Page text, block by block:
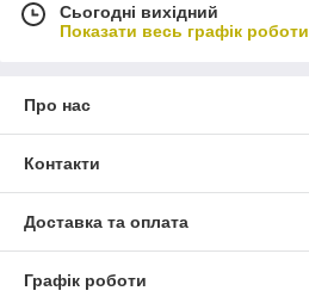
Сьогодні вихідний
Показати весь графік роботи
Про нас
Контакти
Доставка та оплата
Графік роботи